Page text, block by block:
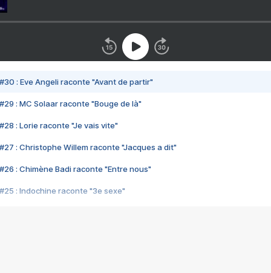
#30 : Eve Angeli raconte "Avant de partir"
#29 : MC Solaar raconte "Bouge de là"
#28 : Lorie raconte "Je vais vite"
#27 : Christophe Willem raconte "Jacques a dit"
#26 : Chimène Badi raconte "Entre nous"
#25 : Indochine raconte "3e sexe"